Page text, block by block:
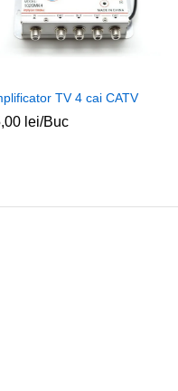
TV 4 cai CATV
lei/Buc